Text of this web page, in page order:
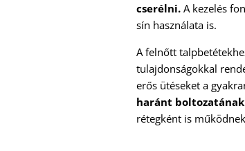
cserélni. A kezelés
sín használata is.
A felnőtt
tulajdonságokkal
erős ütéseket a
haránt
rétegként is